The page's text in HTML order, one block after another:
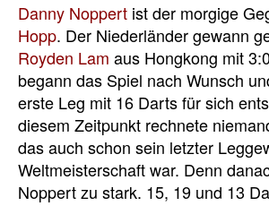
Danny Noppert ist der morgige
Hopp. Der Niederländer gewann
Royden Lam aus Hongkong mit
begann das Spiel nach Wunsch
erste Leg mit 16 Darts für sich
diesem Zeitpunkt rechnete
das auch schon sein letzter
Weltmeisterschaft war. Denn
Noppert zu stark. 15, 19 und 13